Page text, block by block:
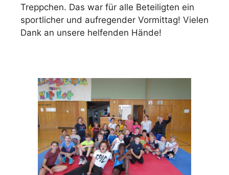
Treppchen. Das war für alle Beteiligten ein
sportlicher und aufregender Vormittag! Vielen
Dank an unsere helfenden Hände!